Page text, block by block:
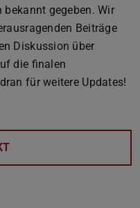
gegeben. Wir
Beiträge
Diskussion über
die finalen
für weitere Updates!